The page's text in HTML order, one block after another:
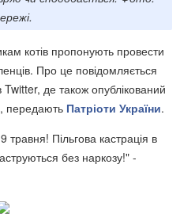
котів пропонують провести
Про це повідомляється
Twitter, де також опублікований
передають Патріоти України.
Пільгова кастрація в
без наркозу!" -